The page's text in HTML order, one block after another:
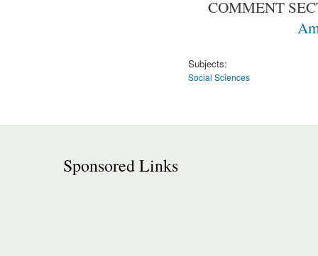
COMMENT
Subjects:
Social Sciences
Sponsored Links